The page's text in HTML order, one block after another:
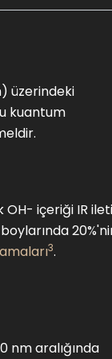
üzerindeki
kuantum
OH- içeriği IR
3.
nm aralığında